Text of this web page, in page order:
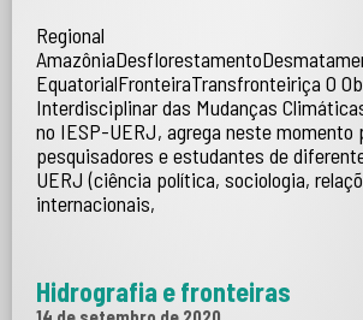
Regional
EquatorialFronteiraTransfronteiriça O
Interdisciplinar das Mudanças
no IESP-UERJ, agrega neste momento
pesquisadores e estudantes de
UERJ (ciência política, sociologia,
internacionais,
Hidrografia e fronteiras